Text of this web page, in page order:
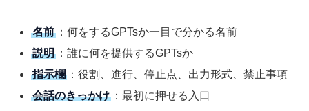
名前 ：何をするGPTsか一目で分かる名前
説明 ：誰に何を提供するGPTsか
指示欄 ：役割、進行、停止点、出力形式、禁止事項
会話のきっかけ ：最初に押せる入口